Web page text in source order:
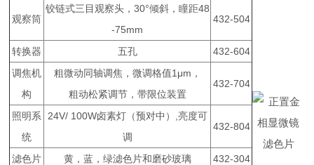
观察筒
铰链式三目观察头，30°倾斜，瞳距48
-75mm
432-504
转换器 五孔
432-604
调焦机
构
粗微动同轴调焦，微调格值1μm，
粗动松紧调节，带限位装置
432-704
照明系
统
24V/ 100W卤素灯（预对中）,亮度可
调
432-804
滤色片 黄，蓝，绿滤色片和磨砂玻璃
432-304
滤色片